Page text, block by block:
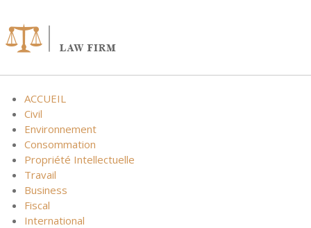
content
ACCUEIL
Civil
Environnement
Consommation
Propriété Intellectuelle
Travail
Business
Fiscal
International